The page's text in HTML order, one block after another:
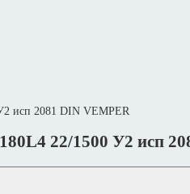
исп 2081 DIN VEMPER
22/1500 У2 исп